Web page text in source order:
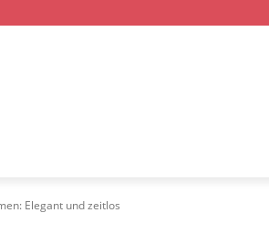
Elegant und zeitlos